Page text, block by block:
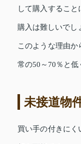
して購入するこ
購入は難しいでし
このような理由か
常の50～70％と低
未接道物
買い手の付きにく